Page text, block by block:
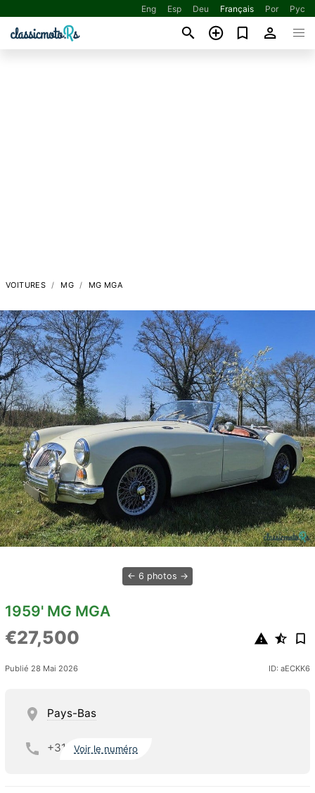
Eng Esp Deu Français Por Рус
VOITURES MG MG MGA
6 photos
1959' MG MGA
€27,500
Publié 28 Mai 2026 ID: aECKK6
Pays-Bas
+31 Voir le numéro